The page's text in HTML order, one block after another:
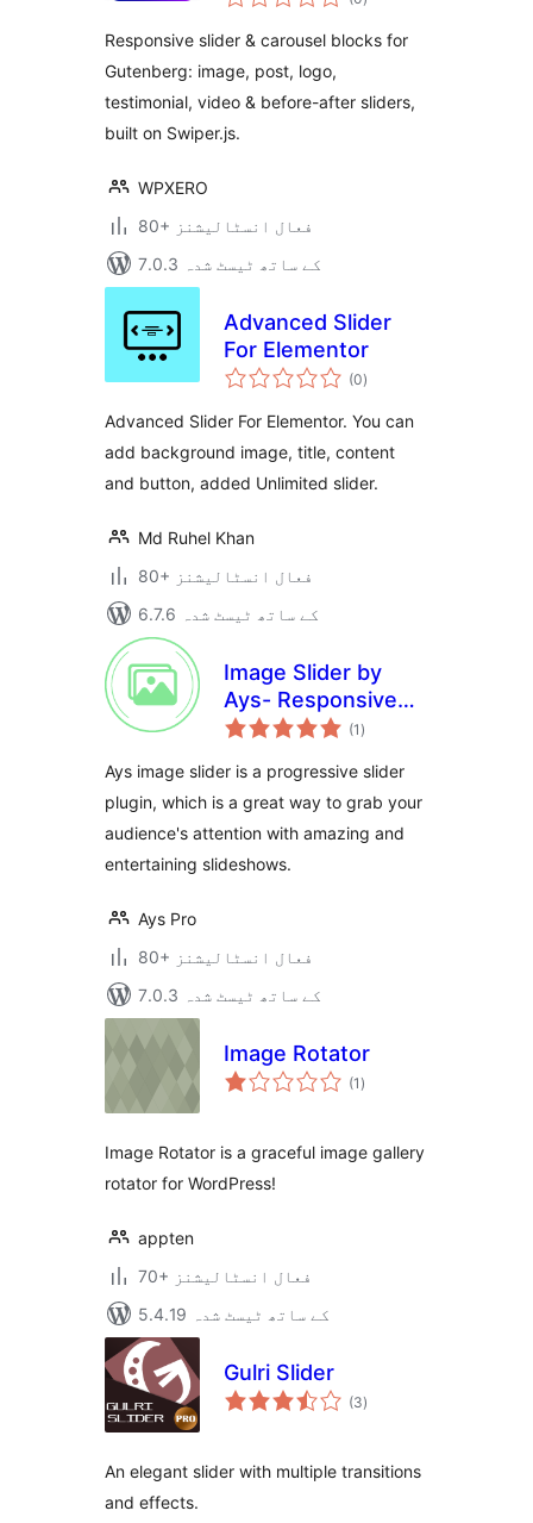
درجہ
Responsive slider & carousel blocks for
Gutenberg: image, post, logo,
testimonial, video & before-after sliders,
built on Swiper.js.
WPXERO
80+ فعال انسٹالیشنز
7.0.3 کے ساتھ ٹیسٹ شدہ
Advanced Slider
For Elementor
(0مجموعی
درجہ
)
Advanced Slider For Elementor. You can
add background image, title, content
and button, added Unlimited slider.
Md Ruhel Khan
80+ فعال انسٹالیشنز
6.7.6 کے ساتھ ٹیسٹ شدہ
Image Slider by
Ays- Responsive
Slider and Carousel
(1 مجموعی
درجہ
)
Ays image slider is a progressive slider
plugin, which is a great way to grab your
audience's attention with amazing and
entertaining slideshows.
Ays Pro
80+ فعال انسٹالیشنز
7.0.3 کے ساتھ ٹیسٹ شدہ
Image Rotator
(1 مجموعی
درجہ
)
Image Rotator is a graceful image gallery
rotator for WordPress!
appten
70+ فعال انسٹالیشنز
5.4.19 کے ساتھ ٹیسٹ شدہ
Gulri Slider
(3مجموعی
درجہ
)
An elegant slider with multiple transitions
and effects.